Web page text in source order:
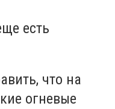
есть
что на
огневые